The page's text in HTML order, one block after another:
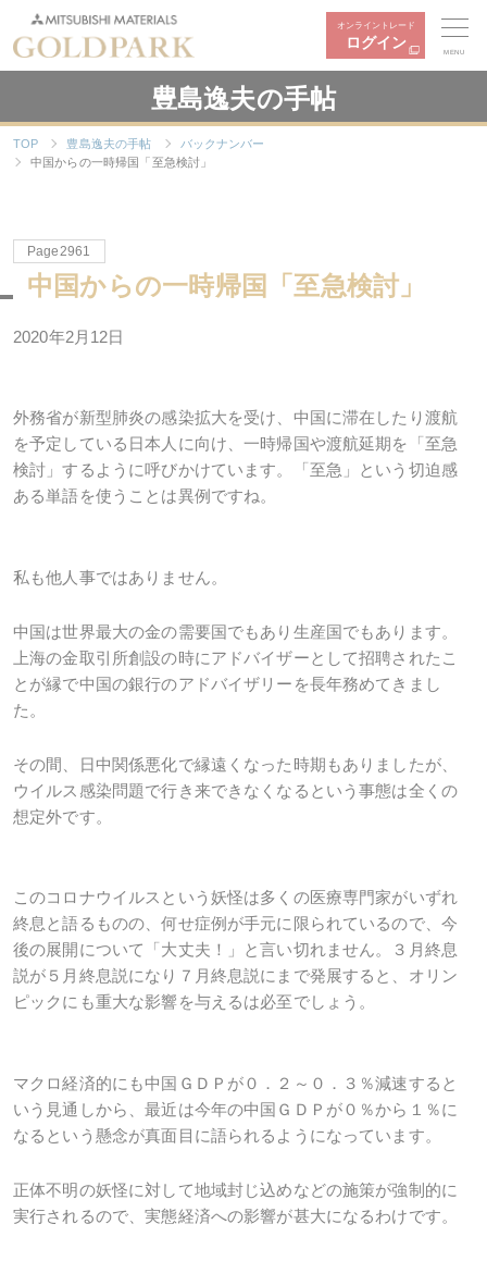
オンライントレード
ログイン
MENU
豊島逸夫の手帖
TOP 豊島逸夫の手帖
バックナンバー
中国からの一時帰国「至急検討」
Page2961
中国からの一時帰国「至急検討」
2020年2月12日
外務省が新型肺炎の感染拡大を受け、中国に滞在したり渡航
を予定している日本人に向け、一時帰国や渡航延期を「至急
検討」するように呼びかけています。「至急」という切迫感
ある単語を使うことは異例ですね。
私も他人事ではありません。
中国は世界最大の金の需要国でもあり生産国でもあります。
上海の金取引所創設の時にアドバイザーとして招聘されたこ
とが縁で中国の銀行のアドバイザリーを長年務めてきまし
た。
その間、日中関係悪化で縁遠くなった時期もありましたが、
ウイルス感染問題で行き来できなくなるという事態は全くの
想定外です。
このコロナウイルスという妖怪は多くの医療専門家がいずれ
終息と語るものの、何せ症例が手元に限られているので、今
後の展開について「大丈夫！」と言い切れません。３月終息
説が５月終息説になり７月終息説にまで発展すると、オリン
ピックにも重大な影響を与えるは必至でしょう。
マクロ経済的にも中国ＧＤＰが０．２～０．３％減速すると
いう見通しから、最近は今年の中国ＧＤＰが０％から１％に
なるという懸念が真面目に語られるようになっています。
正体不明の妖怪に対して地域封じ込めなどの施策が強制的に
実行されるので、実態経済への影響が甚大になるわけです。